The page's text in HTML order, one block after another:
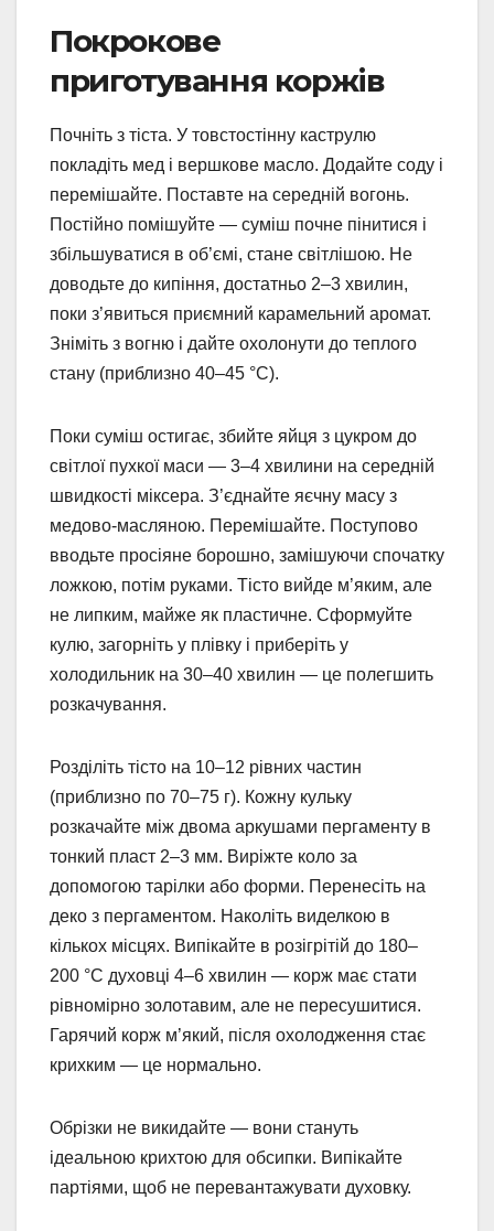
Покрокове
приготування коржів
Почніть з тіста. У товстостінну каструлю
покладіть мед і вершкове масло. Додайте соду і
перемішайте. Поставте на середній вогонь.
Постійно помішуйте — суміш почне пінитися і
збільшуватися в об’ємі, стане світлішою. Не
доводьте до кипіння, достатньо 2–3 хвилин,
поки з’явиться приємний карамельний аромат.
Зніміть з вогню і дайте охолонути до теплого
стану (приблизно 40–45 °C).
Поки суміш остигає, збийте яйця з цукром до
світлої пухкої маси — 3–4 хвилини на середній
швидкості міксера. З’єднайте яєчну масу з
медово-масляною. Перемішайте. Поступово
вводьте просіяне борошно, замішуючи спочатку
ложкою, потім руками. Тісто вийде м’яким, але
не липким, майже як пластичне. Сформуйте
кулю, загорніть у плівку і приберіть у
холодильник на 30–40 хвилин — це полегшить
розкачування.
Розділіть тісто на 10–12 рівних частин
(приблизно по 70–75 г). Кожну кульку
розкачайте між двома аркушами пергаменту в
тонкий пласт 2–3 мм. Виріжте коло за
допомогою тарілки або форми. Перенесіть на
деко з пергаментом. Наколіть виделкою в
кількох місцях. Випікайте в розігрітій до 180–
200 °C духовці 4–6 хвилин — корж має стати
рівномірно золотавим, але не пересушитися.
Гарячий корж м’який, після охолодження стає
крихким — це нормально.
Обрізки не викидайте — вони стануть
ідеальною крихтою для обсипки. Випікайте
партіями, щоб не перевантажувати духовку.